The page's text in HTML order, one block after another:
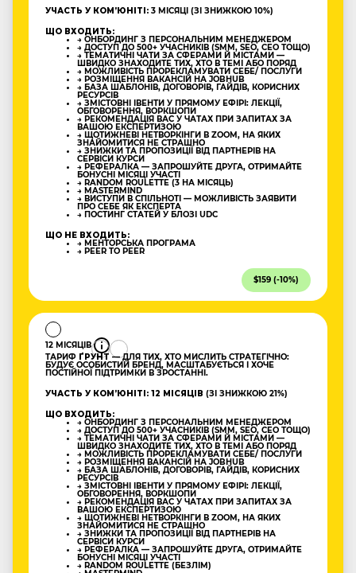
УЧАСТЬ У КОМʼЮНІТІ: 3 МІСЯЦІ (ЗІ ЗНИЖКОЮ 10%)
ЩО ВХОДИТЬ:
→ ОНБОРДИНГ З ПЕРСОНАЛЬНИМ МЕНЕДЖЕРОМ
→ ДОСТУП ДО 500+ УЧАСНИКІВ (SMM, SEO, CEO ТОЩО)
→ ТЕМАТИЧНІ ЧАТИ ЗА СФЕРАМИ Й МІСТАМИ —
ШВИДКО ЗНАХОДИТЕ ТИХ, ХТО В ТЕМІ АБО ПОРЯД
→ МОЖЛИВІСТЬ ПРОРЕКЛАМУВАТИ СЕБЕ/ ПОСЛУГИ
→ РОЗМІЩЕННЯ ВАКАНСІЙ НА JOBHUB
→ БАЗА ШАБЛОНІВ, ДОГОВОРІВ, ГАЙДІВ, КОРИСНИХ
РЕСУРСІВ
→ ЗМІСТОВНІ ІВЕНТИ У ПРЯМОМУ ЕФІРІ: ЛЕКЦІЇ,
ОБГОВОРЕННЯ, ВОРКШОПИ
→ РЕКОМЕНДАЦІЯ ВАС У ЧАТАХ ПРИ ЗАПИТАХ ЗА
ВАШОЮ ЕКСПЕРТИЗОЮ
→ ЩОТИЖНЕВІ НЕТВОРКІНГИ В ZOOM, НА ЯКИХ
ЗНАЙОМИТИСЯ НЕ СТРАШНО
→ ЗНИЖКИ ТА ПРОПОЗИЦІЇ ВІД ПАРТНЕРІВ НА
СЕРВІСИ КУРСИ
→ РЕФЕРАЛКА — ЗАПРОШУЙТЕ ДРУГА, ОТРИМАЙТЕ
БОНУСНІ МІСЯЦІ УЧАСТІ
→ RANDOM ROULETTE (3 НА МІСЯЦЬ)
→ MASTERMIND
→ ВИСТУПИ В СПІЛЬНОТІ — МОЖЛИВІСТЬ ЗАЯВИТИ
ПРО СЕБЕ ЯК ЕКСПЕРТА
→ ПОСТИНГ СТАТЕЙ У БЛОЗІ UDC
ЩО НЕ ВХОДИТЬ:
→ МЕНТОРСЬКА ПРОГРАМА
→ PEER TO PEER
$159 (-10%)
12 МІСЯЦІВ
ТАРИФ ҐРУНТ — ДЛЯ ТИХ, ХТО МИСЛИТЬ СТРАТЕГІЧНО:
БУДУЄ ОСОБИСТИЙ БРЕНД, МАСШТАБУЄТЬСЯ І ХОЧЕ
ПОСТІЙНОЇ ПІДТРИМКИ В ЗРОСТАННІ.
УЧАСТЬ У КОМʼЮНІТІ: 12 МІСЯЦІВ (ЗІ ЗНИЖКОЮ 21%)
ЩО ВХОДИТЬ:
→ ОНБОРДИНГ З ПЕРСОНАЛЬНИМ МЕНЕДЖЕРОМ
→ ДОСТУП ДО 500+ УЧАСНИКІВ (SMM, SEO, CEO ТОЩО)
→ ТЕМАТИЧНІ ЧАТИ ЗА СФЕРАМИ Й МІСТАМИ —
ШВИДКО ЗНАХОДИТЕ ТИХ, ХТО В ТЕМІ АБО ПОРЯД
→ МОЖЛИВІСТЬ ПРОРЕКЛАМУВАТИ СЕБЕ/ ПОСЛУГИ
→ РОЗМІЩЕННЯ ВАКАНСІЙ НА JOBHUB
→ БАЗА ШАБЛОНІВ, ДОГОВОРІВ, ГАЙДІВ, КОРИСНИХ
РЕСУРСІВ
→ ЗМІСТОВНІ ІВЕНТИ У ПРЯМОМУ ЕФІРІ: ЛЕКЦІЇ,
ОБГОВОРЕННЯ, ВОРКШОПИ
→ РЕКОМЕНДАЦІЯ ВАС У ЧАТАХ ПРИ ЗАПИТАХ ЗА
ВАШОЮ ЕКСПЕРТИЗОЮ
→ ЩОТИЖНЕВІ НЕТВОРКІНГИ В ZOOM, НА ЯКИХ
ЗНАЙОМИТИСЯ НЕ СТРАШНО
→ ЗНИЖКИ ТА ПРОПОЗИЦІЇ ВІД ПАРТНЕРІВ НА
СЕРВІСИ КУРСИ
→ РЕФЕРАЛКА — ЗАПРОШУЙТЕ ДРУГА, ОТРИМАЙТЕ
БОНУСНІ МІСЯЦІ УЧАСТІ
→ RANDOM ROULETTE (БЕЗЛІМ)